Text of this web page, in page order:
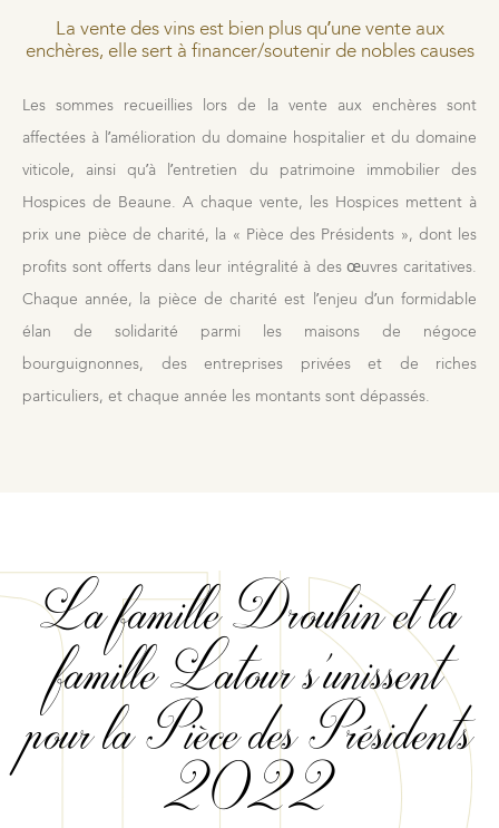
La vente des vins est bien plus qu’une vente aux
enchères, elle sert à financer/soutenir de nobles causes
Les sommes recueillies lors de la vente aux enchères sont
affectées à l’amélioration du domaine hospitalier et du domaine
viticole, ainsi qu’à l’entretien du patrimoine immobilier des
Hospices de Beaune. A chaque vente, les Hospices mettent à
prix une pièce de charité, la « Pièce des Présidents », dont les
profits sont offerts dans leur intégralité à des œuvres caritatives.
Chaque année, la pièce de charité est l’enjeu d’un formidable
élan de solidarité parmi les maisons de négoce
bourguignonnes, des entreprises privées et de riches
particuliers, et chaque année les montants sont dépassés.
La famille Drouhin et la
famille Latour s'unissent
pour la Pièce des Présidents
2022